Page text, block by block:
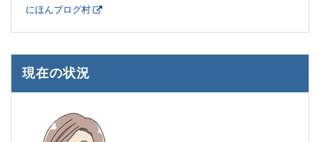
にほんブログ村
現在の状況